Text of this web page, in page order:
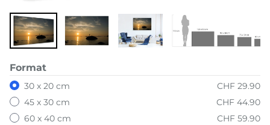
Format
30 x 20 cm
CHF 29.90
45 x 30 cm
CHF 44.90
60 x 40 cm
CHF 59.90